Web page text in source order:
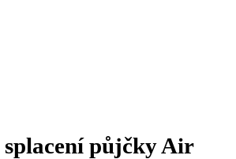
splacení půjčky Air